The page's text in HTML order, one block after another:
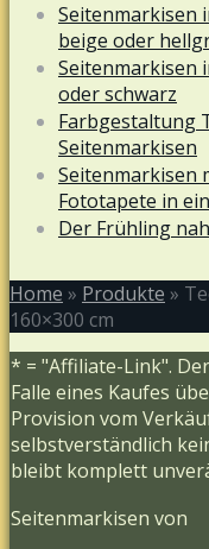
Seitenmarkisen
beige oder
Seitenmarkisen
oder schwarz
Farbgestaltung
Seitenmarkisen
Seitenmarkisen
Fototapete in
Der Frühling
Home » Produkte »
160×300 cm
* = "Affiliate-Link".
Falle eines Kaufes
Provision vom
selbstverständlich
bleibt komplett
Seitenmarkisen von